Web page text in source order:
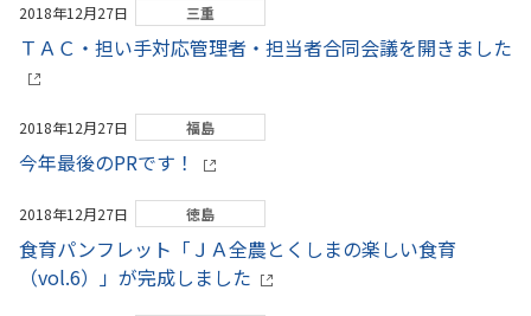
2018年12月27日 三重
ＴＡＣ・担い手対応管理者・担当者合同会議を開きました
2018年12月27日 福島
今年最後のPRです！
2018年12月27日 徳島
食育パンフレット「ＪＡ全農とくしまの楽しい食育
（vol.6）」が完成しました